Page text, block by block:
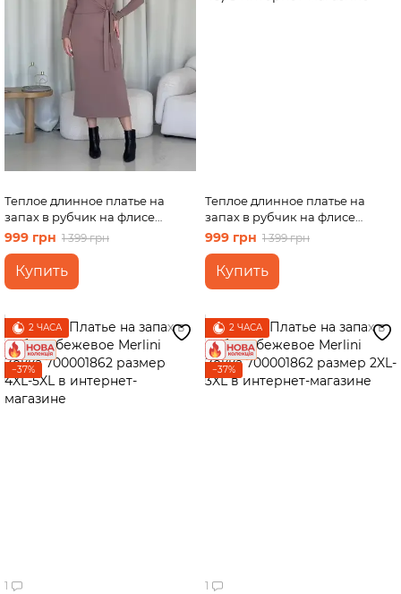
Теплое длинное платье на
запах в рубчик на флисе
бежевое Merlini Аппо
700001442 размер S-M (42-44)
999 грн 1 399 грн
Купить
Теплое длинное платье на
запах в рубчик на флисе
бежевое Merlini Аппо
700001442 размер L-XL (46-48)
999 грн 1 399 грн
Купить
2 ЧАСА
−37%
1
2 ЧАСА
−37%
1